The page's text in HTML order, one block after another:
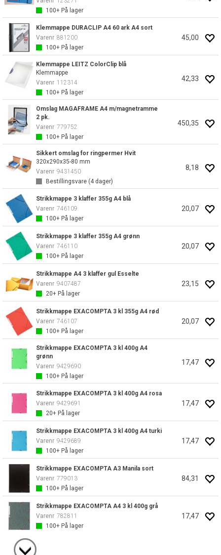
100+ På lager
Klemmappe DURACLIP A4 60 ark A4 sort
Varenr 881200
100+ På lager
45,00
Klemmappe LEITZ ColorClip blå
Klemmappe
Varenr 112314
100+ På lager
42,33
Omslag MAGAFRAME A4 m/magnetramme
2 pk.
Varenr 779752
100+ På lager
450,35
Sikkert omslag for ringpermer Hvit
320x290x35-80 mm
Varenr 9431450
Bestillingsvare (4dager)
8,18
Strikkmappe 3 klaffer 355g A4 blå
Varenr 746109
100+ På lager
20,07
Strikkmappe 3 klaffer 355g A4 grønn
Varenr 746110
100+ På lager
20,07
Strikkmappe A4 3 klaffer gul Esselte
Varenr 9407487
20+ På lager
23,15
Strikkmappe EXACOMPTA 3 kl 355g A4 rød
Varenr 746107
100+ På lager
20,07
Strikkmappe EXACOMPTA 3 kl 400g A4
grønn
Varenr 9429690
100+ På lager
17,47
Strikkmappe EXACOMPTA 3 kl 400g A4 rosa
Varenr 9429691
20+ På lager
17,47
Strikkmappe EXACOMPTA 3 kl 400g A4 turki
Varenr 9429689
100+ På lager
17,47
Strikkmappe EXACOMPTA A3 Manila sort
Varenr 779013
100+ På lager
84,31
Strikkmappe EXACOMPTA A4 3 kl 400g grå
Varenr 782811
100+ På lager
17,47